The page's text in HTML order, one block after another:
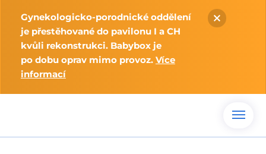
Gynekologicko-porodnické oddělení
je přestěhované do pavilonu I a CH
kvůli rekonstrukci. Babybox je
po dobu oprav mimo provoz. Více
informací